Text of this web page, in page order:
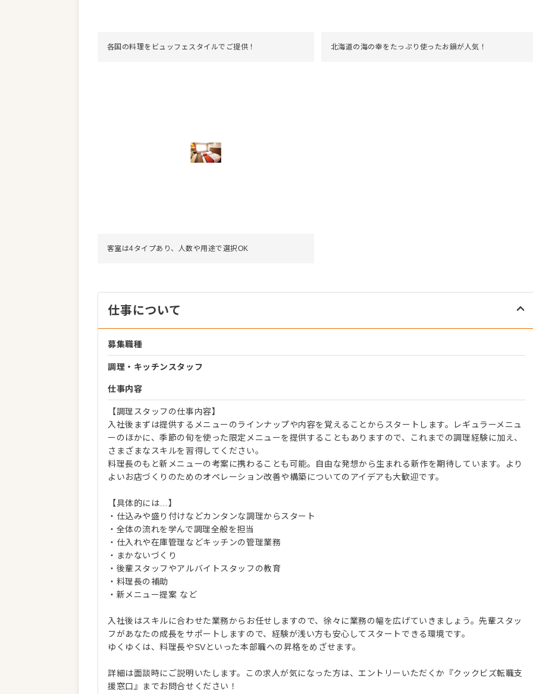
各国の料理をビュッフェスタイルでご提供！ 北海道の海の幸をたっぷり使ったお鍋が人気！
客室は4タイプあり、人数や用途で選択OK
仕事について
募集職種
調理・キッチンスタッフ
仕事内容
【調理スタッフの仕事内容】
入社後まずは提供するメニューのラインナップや内容を覚えることからスタートします。レギュラーメニュ
ーのほかに、季節の旬を使った限定メニューを提供することもありますので、これまでの調理経験に加え、
さまざまなスキルを習得してください。
料理長のもと新メニューの考案に携わることも可能。自由な発想から生まれる新作を期待しています。より
よいお店づくりのためのオペレーション改善や構築についてのアイデアも大歓迎です。
【具体的には…】
・仕込みや盛り付けなどカンタンな調理からスタート
・全体の流れを学んで調理全般を担当
・仕入れや在庫管理などキッチンの管理業務
・まかないづくり
・後輩スタッフやアルバイトスタッフの教育
・料理長の補助
・新メニュー提案 など
入社後はスキルに合わせた業務からお任せしますので、徐々に業務の幅を広げていきましょう。先輩スタッ
フがあなたの成長をサポートしますので、経験が浅い方も安心してスタートできる環境です。
ゆくゆくは、料理長やSVといった本部職への昇格をめざせます。
詳細は面談時にご説明いたします。この求人が気になった方は、エントリーいただくか『クックビズ転職支
援窓口』までお問合せください！